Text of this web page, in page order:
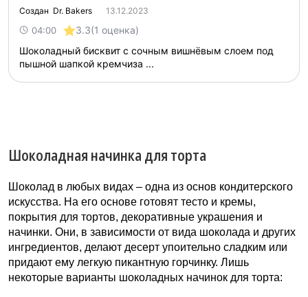
Создан Dr. Bakers 13.12.2023
04:00 3.3(1 оценка)
Шоколадный бисквит с сочным вишнёвым слоем под
пышной шапкой кремчиза ...
Шоколадная начинка для торта
Шоколад в любых видах – одна из основ кондитерского
искусства. На его основе готовят тесто и кремы,
покрытия для тортов, декоративные украшения и
начинки. Они, в зависимости от вида шоколада и других
ингредиентов, делают десерт упоительно сладким или
придают ему легкую пикантную горчинку. Лишь
некоторые варианты шоколадных начинок для торта: